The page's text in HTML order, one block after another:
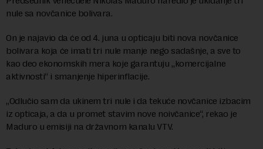
nule sa novčanice bolivara.
On je najavio da će od 4. juna u opticaju biti nova novčanice
bolivara koja će imati tri nule manje nego sadašnje, a sve to
kao deo ekonomskih mera koje garantuju „komercijalne
aktivnosti“ i smanjenje hiperinflacije.
„Odlučio sam da ukinem tri nule i da tekuće novčanice izbacim
iz opticaja, a da u promet stavim nove noivčanice“, rekao je
Maduro u emisiji na državnom kanalu VTV.